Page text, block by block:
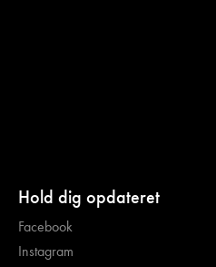
Hold dig opdateret
Facebook
Instagram